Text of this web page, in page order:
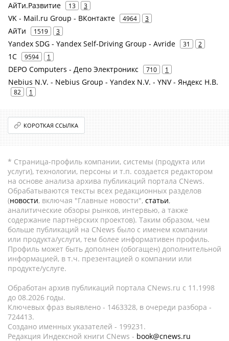
АйТи.Развитие 13 3
VK - Mail.ru Group - ВКонтакте 4964 3
АйТи 1519 3
Yandex SDG - Yandex Self-Driving Group - Avride 31 2
1С 9594 1
DEPO Computers - Депо Электроникс 710 1
Nebius N.V. - Nebius Group - Yandex N.V. - YNV - Яндекс Н.В.
82 1
КОРОТКАЯ ССЫЛКА
* Страница-профиль компании, системы (продукта или
услуги), технологии, персоны и т.п. создается редактором
на основе анализа архива публикаций портала CNews.
Обрабатываются тексты всех редакционных разделов
(новости, включая "Главные новости", статьи,
аналитические обзоры рынков, интервью, а также
содержание партнёрских проектов). Таким образом, чем
больше публикаций на CNews было с именем компании
или продукта/услуги, тем более информативен профиль.
Профиль может быть дополнен (обогащен) дополнительной
информацией, в т.ч. презентацией о компании или
продукте/услуге.
Обработан архив публикаций портала CNews.ru c 11.1998
до 08.2026 годы.
Ключевых фраз выявлено - 1463328, в очереди разбора -
724413.
Создано именных указателей - 199231.
Редакция Индексной книги CNews - book@cnews.ru